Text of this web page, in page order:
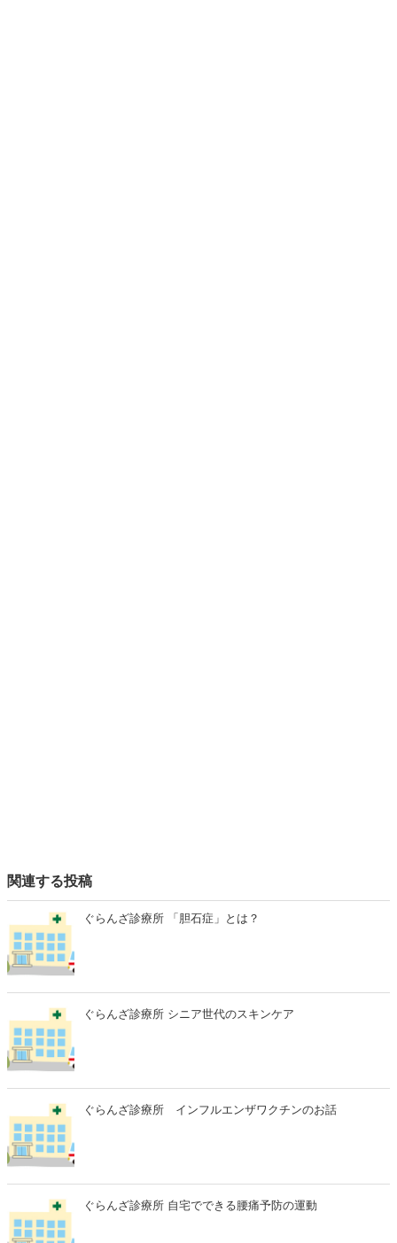
関連する投稿
ぐらんざ診療所 「胆石症」とは？
ぐらんざ診療所 シニア世代のスキンケア
ぐらんざ診療所 インフルエンザワクチンのお話
ぐらんざ診療所 自宅でできる腰痛予防の運動